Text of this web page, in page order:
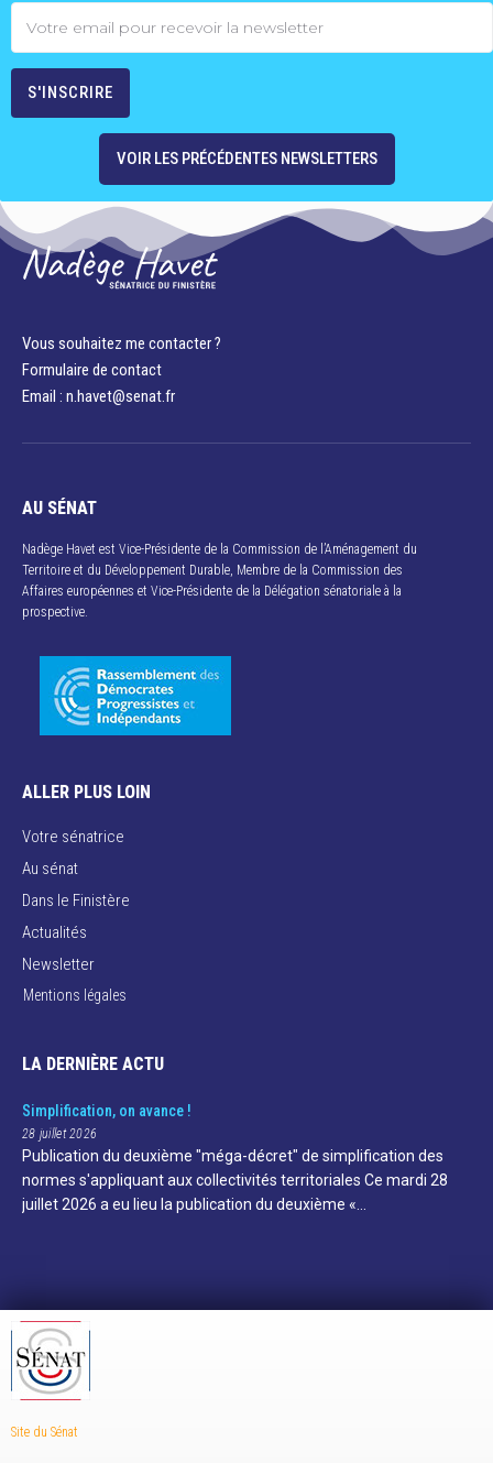
VOIR LES PRÉCÉDENTES NEWSLETTERS
Vous souhaitez me contacter ?
Formulaire de contact
Email : n.havet@senat.fr​
AU SÉNAT
Nadège Havet est Vice-Présidente de la Commission de l’Aménagement du
Territoire et du Développement Durable, Membre de la Commission des
Affaires européennes et Vice-Présidente de la Délégation sénatoriale à la
prospective.
ALLER PLUS LOIN
Votre sénatrice
Au sénat
Dans le Finistère
Actualités
Newsletter
Mentions légales
LA DERNIÈRE ACTU
Simplification, on avance !
28 juillet 2026
Publication du deuxième "méga-décret" de simplification des
normes s'appliquant aux collectivités territoriales Ce mardi 28
juillet 2026 a eu lieu la publication du deuxième «…
Site du Sénat